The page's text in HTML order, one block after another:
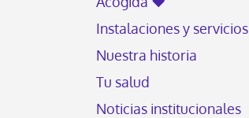
Instalaciones y servicios
Nuestra historia
Tu salud
Noticias institucionales